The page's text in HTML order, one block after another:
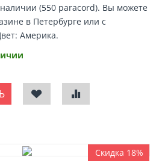
(550 paracord). Вы можете
в Петербурге или с
Америка.
Скидка 18%